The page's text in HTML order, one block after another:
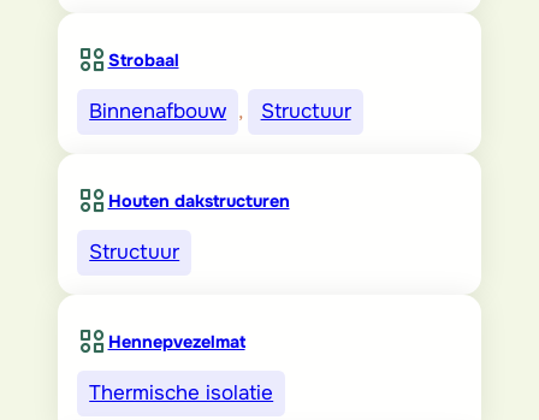
Strobaal
Binnenafbouw , Structuur
Houten dakstructuren
Structuur
Hennepvezelmat
Thermische isolatie